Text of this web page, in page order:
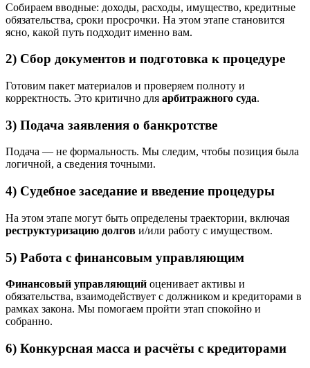
Собираем вводные: доходы, расходы, имущество, кредитные
обязательства, сроки просрочки. На этом этапе становится
ясно, какой путь подходит именно вам.
2) Сбор документов и подготовка к процедуре
Готовим пакет материалов и проверяем полноту и
корректность. Это критично для арбитражного суда.
3) Подача заявления о банкротстве
Подача — не формальность. Мы следим, чтобы позиция была
логичной, а сведения точными.
4) Судебное заседание и введение процедуры
На этом этапе могут быть определены траектории, включая
реструктуризацию долгов и/или работу с имуществом.
5) Работа с финансовым управляющим
Финансовый управляющий оценивает активы и
обязательства, взаимодействует с должником и кредиторами в
рамках закона. Мы помогаем пройти этап спокойно и
собранно.
6) Конкурсная масса и расчёты с кредиторами